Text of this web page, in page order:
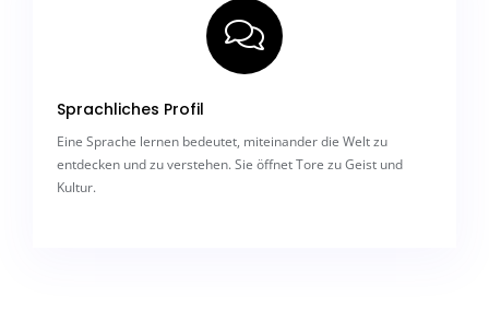
Sprachliches Profil
Eine Sprache lernen bedeutet, miteinander die Welt zu
entdecken und zu verstehen. Sie öffnet Tore zu Geist und
Kultur.